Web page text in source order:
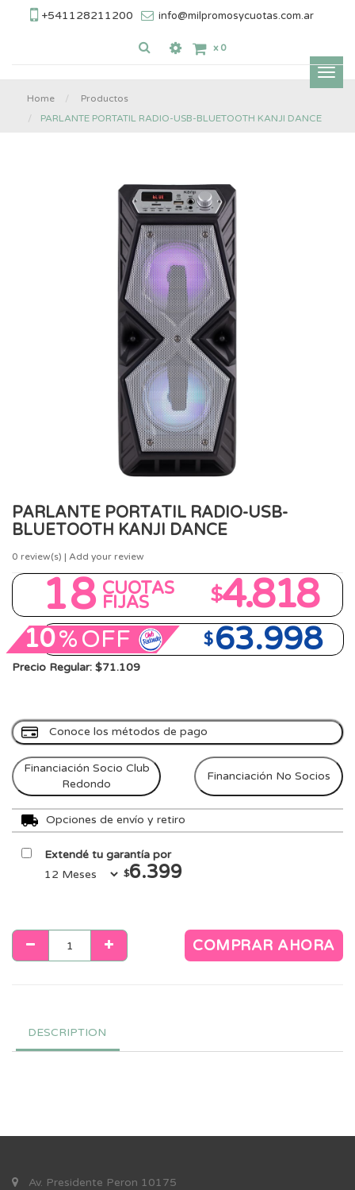
+541128211200 info@milpromosycuotas.com.ar
x 0
Home
Productos
PARLANTE PORTATIL RADIO-USB-BLUETOOTH KANJI DANCE
PARLANTE PORTATIL RADIO-USB-
BLUETOOTH KANJI DANCE
0 review(s) | Add your review
18 CUOTAS
FIJAS $4.818
10%OFF $63.998
Precio Regular: $71.109
Conoce los métodos de pago
Financiación Socio Club
Redondo
Financiación No Socios
Opciones de envío y retiro
Extendé tu garantía por
$6.399
COMPRAR AHORA
DESCRIPTION
Av. Presidente Peron 10175